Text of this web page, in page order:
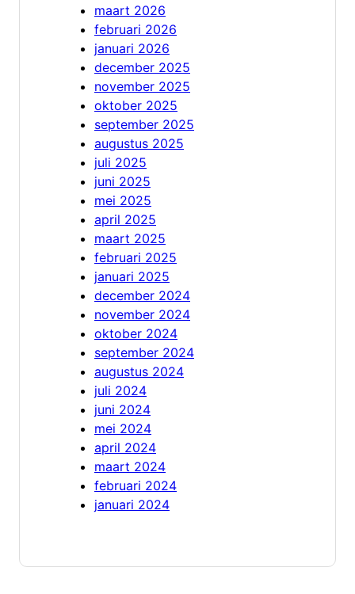
maart 2026
februari 2026
januari 2026
december 2025
november 2025
oktober 2025
september 2025
augustus 2025
juli 2025
juni 2025
mei 2025
april 2025
maart 2025
februari 2025
januari 2025
december 2024
november 2024
oktober 2024
september 2024
augustus 2024
juli 2024
juni 2024
mei 2024
april 2024
maart 2024
februari 2024
januari 2024